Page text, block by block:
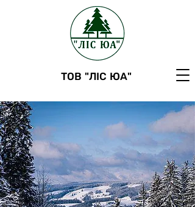
ТОВ "ЛІС ЮА"